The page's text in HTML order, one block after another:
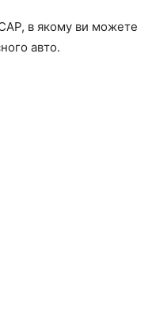
в якому ви можете
авто.